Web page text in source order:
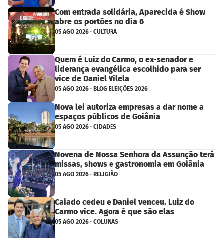
Com entrada solidária, Aparecida é Show
abre os portões no dia 6
05 AGO 2026 · CULTURA
Quem é Luiz do Carmo, o ex-senador e
liderança evangélica escolhido para ser
vice de Daniel Vilela
05 AGO 2026 · BLOG ELEIÇÕES 2026
Nova lei autoriza empresas a dar nome a
espaços públicos de Goiânia
05 AGO 2026 · CIDADES
Novena de Nossa Senhora da Assunção terá
missas, shows e gastronomia em Goiânia
05 AGO 2026 · RELIGIÃO
Caiado cedeu e Daniel venceu. Luiz do
Carmo vice. Agora é que são elas
05 AGO 2026 · COLUNAS